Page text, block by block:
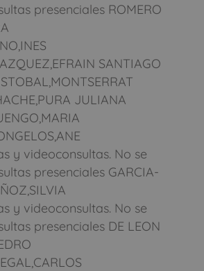
presenciales ROMERO
SANTIAGO
JULIANA
y videoconsultas. No se
presenciales GARCIA-
y videoconsultas. No se
presenciales DE LEON